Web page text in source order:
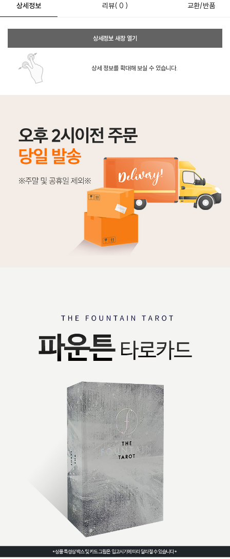
상세정보 리뷰( 0 ) 교환/반품
상세정보 새창 열기
상세 정보를 확대해 보실 수 있습니다.